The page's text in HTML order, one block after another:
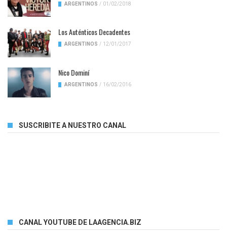
ARGENTINOS / 01/02/2018
Los Auténticos Decadentes
ARGENTINOS / 12/01/2017
Nico Dominí
ARGENTINOS / 16/02/2016
SUSCRIBITE A NUESTRO CANAL
CANAL YOUTUBE DE LAAGENCIA.BIZ